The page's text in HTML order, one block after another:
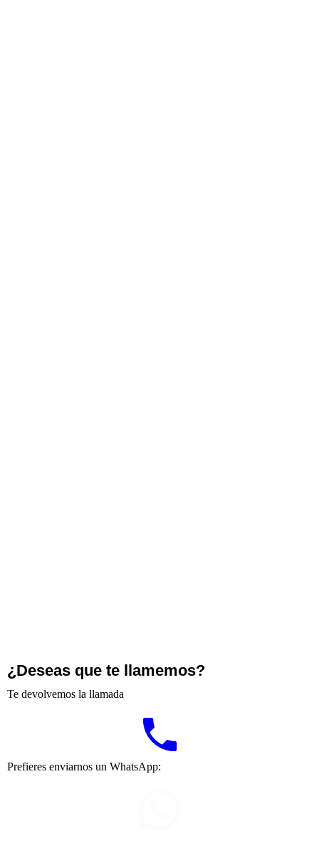
¿Deseas que te llamemos?
Te devolvemos la llamada
Prefieres enviarnos un WhatsApp: